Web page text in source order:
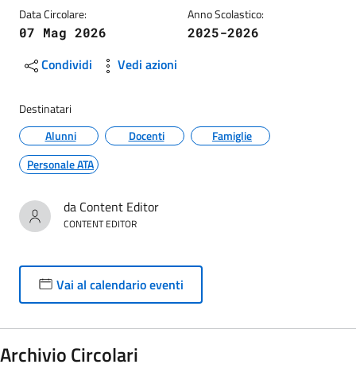
Data Circolare:
07 Mag 2026
Anno Scolastico:
2025-2026
Condividi Vedi azioni
Destinatari
Alunni
Docenti
Famiglie
Personale ATA
da Content Editor
CONTENT EDITOR
Vai al calendario eventi
Archivio Circolari